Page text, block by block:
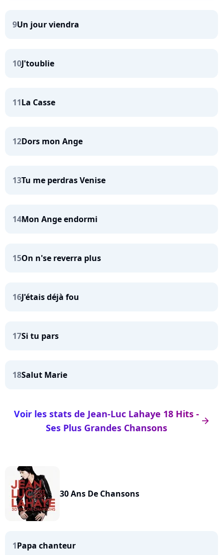
9Un jour viendra
10J'toublie
11La Casse
12Dors mon Ange
13Tu me perdras Venise
14Mon Ange endormi
15On n'se reverra plus
16J'étais déjà fou
17Si tu pars
18Salut Marie
arrow_right
Voir les stats de Jean-Luc Lahaye 18 Hits -
Ses Plus Grandes Chansons
30 Ans De Chansons
1Papa chanteur